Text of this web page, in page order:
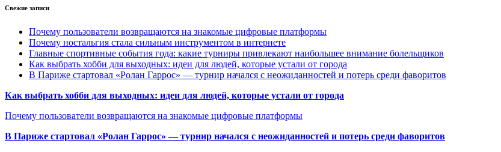
Свежие записи
Почему пользователи возвращаются на знакомые цифровые платформы
Почему ностальгия стала сильным инструментом в интернете
Главные спортивные события года: какие турниры привлекают наибольшее внимание болельщиков
Как выбрать хобби для выходных: идеи для людей, которые устали от города
В Париже стартовал «Ролан Гаррос» — турнир начался с неожиданностей и потерь среди фаворитов
Как выбрать хобби для выходных: идеи для людей, которые устали от города
Почему пользователи возвращаются на знакомые цифровые платформы
В Париже стартовал «Ролан Гаррос» — турнир начался с неожиданностей и потерь среди фаворитов